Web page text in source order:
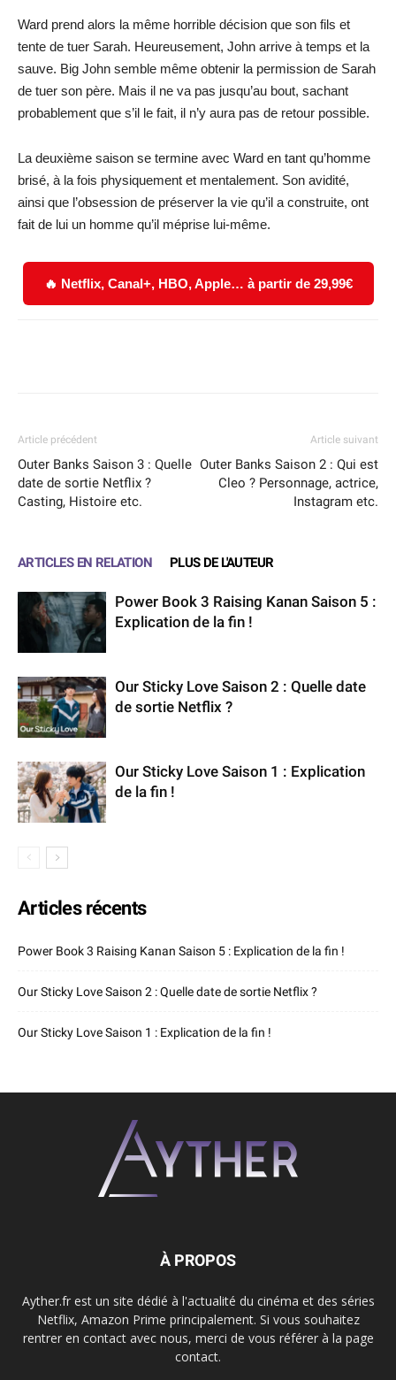
Ward prend alors la même horrible décision que son fils et
tente de tuer Sarah. Heureusement, John arrive à temps et la
sauve. Big John semble même obtenir la permission de Sarah
de tuer son père. Mais il ne va pas jusqu’au bout, sachant
probablement que s’il le fait, il n’y aura pas de retour possible.
La deuxième saison se termine avec Ward en tant qu’homme
brisé, à la fois physiquement et mentalement. Son avidité,
ainsi que l’obsession de préserver la vie qu’il a construite, ont
fait de lui un homme qu’il méprise lui-même.
🔥 Netflix, Canal+, HBO, Apple… à partir de 29,99€
Article précédent
Outer Banks Saison 3 : Quelle
date de sortie Netflix ?
Casting, Histoire etc.
Article suivant
Outer Banks Saison 2 : Qui est
Cleo ? Personnage, actrice,
Instagram etc.
ARTICLES EN RELATION PLUS DE L'AUTEUR
Power Book 3 Raising Kanan Saison 5 :
Explication de la fin !
Our Sticky Love Saison 2 : Quelle date
de sortie Netflix ?
Our Sticky Love Saison 1 : Explication
de la fin !
Articles récents
Power Book 3 Raising Kanan Saison 5 : Explication de la fin !
Our Sticky Love Saison 2 : Quelle date de sortie Netflix ?
Our Sticky Love Saison 1 : Explication de la fin !
À PROPOS
Ayther.fr est un site dédié à l'actualité du cinéma et des séries
Netflix, Amazon Prime principalement. Si vous souhaitez
rentrer en contact avec nous, merci de vous référer à la page
contact.